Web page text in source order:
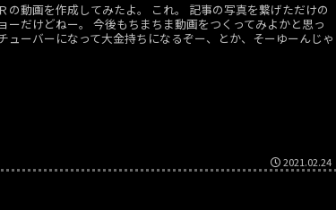
の動画を作成してみたよ。 これ。 記事の写真を繋げただけの
ーだけどねー。 今後もちまちま動画をつくってみよかと思っ
ューバーになって大金持ちになるぞー、とか、そーゆーんじゃ
2021.02.24